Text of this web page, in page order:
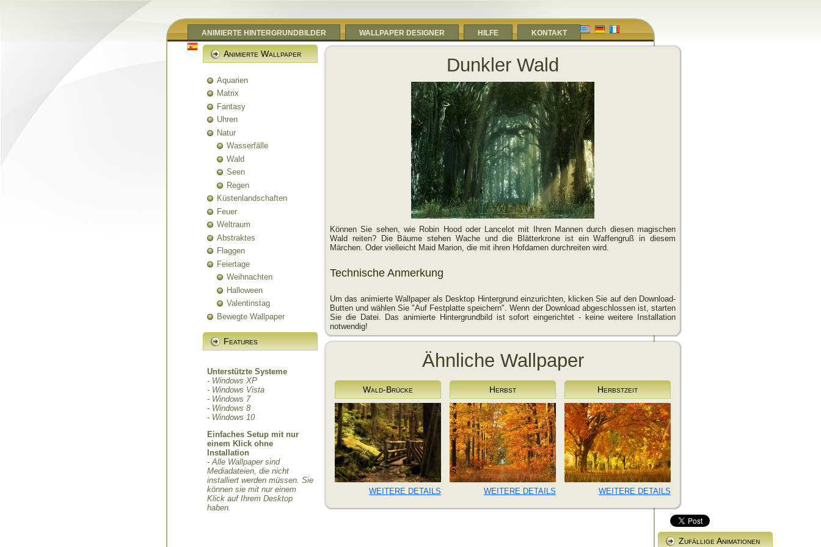
ANIMIERTE HINTERGRUNDBILDER WALLPAPER DESIGNER HILFE KONTAKT
Animierte Wallpaper
Aquarien
Matrix
Fantasy
Uhren
Natur
Wasserfälle
Wald
Seen
Regen
Küstenlandschaften
Feuer
Weltraum
Abstraktes
Flaggen
Feiertage
Weihnachten
Halloween
Valentinstag
Bewegte Wallpaper
Features
Unterstützte Systeme
- Windows XP
- Windows Vista
- Windows 7
- Windows 8
- Windows 10
Einfaches Setup mit nur
einem Klick ohne
Installation
- Alle Wallpaper sind
Mediadateien, die nicht
installiert werden müssen. Sie
können sie mit nur einem
Klick auf Ihrem Desktop
haben.
Dunkler Wald
Können Sie sehen, wie Robin Hood oder Lancelot mit Ihren Mannen durch diesen magischen
Wald reiten? Die Bäume stehen Wache und die Blätterkrone ist ein Waffengruß in diesem
Märchen. Oder vielleicht Maid Marion, die mit ihren Hofdamen durchreiten wird.
Technische Anmerkung
Um das animierte Wallpaper als Desktop Hintergrund einzurichten, klicken Sie auf den Download-
Butten und wählen Sie "Auf Festplatte speichern". Wenn der Download abgeschlossen ist, starten
Sie die Datei. Das animierte Hintergrundbild ist sofort eingerichtet - keine weitere Installation
notwendig!
Ähnliche Wallpaper
Wald-Brücke
WEITERE DETAILS
Herbst
WEITERE DETAILS
Herbstzeit
WEITERE DETAILS
Zufällige Animationen